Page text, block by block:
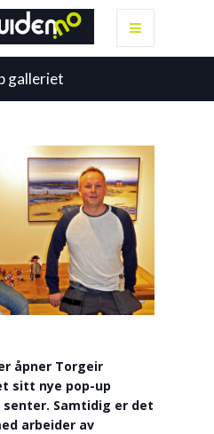
galleriet
åpner Torgeir
sitt nye pop-up
Samtidig er det
arbeider av